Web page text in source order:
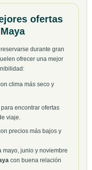
ofertas
durante gran
ofrecer una mejor
clima más seco y
encontrar ofertas
viaje.
precios más bajos y
mayo, junio y noviembre
con buena relación